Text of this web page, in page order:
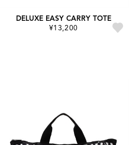
DELUXE EASY CARRY TOTE
¥13,200